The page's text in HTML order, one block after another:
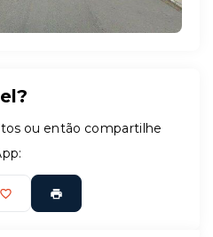
ou então compartilhe